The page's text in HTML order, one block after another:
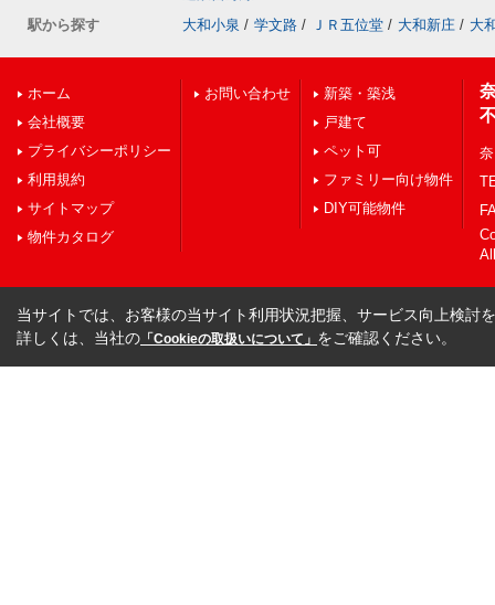
駅から探す
大和小泉 / 学文路 / ＪＲ五位堂 / 大和新庄 / 大
ホーム
会社概要
プライバシーポリシー
利用規約
サイトマップ
物件カタログ
お問い合わせ
新築・築浅
戸建て
ペット可
ファミリー向け物件
DIY可能物件
当サイトでは、お客様の当サイト利用状況把握、サービス向上検討
詳しくは、当社の 「Cookieの取扱いについて」 をご確認ください。